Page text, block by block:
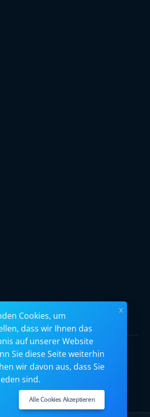
All Rights Reserved by
Stripe
Cookies, um
dass wir Ihnen das
auf unserer Website
Sie diese Seite weiterhin
wir davon aus, dass Sie
sind.
Alle Cookies Akzeptieren
x